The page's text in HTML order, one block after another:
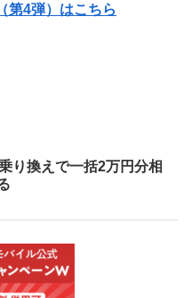
第4弾）はこちら
り換えで一括2万円分相